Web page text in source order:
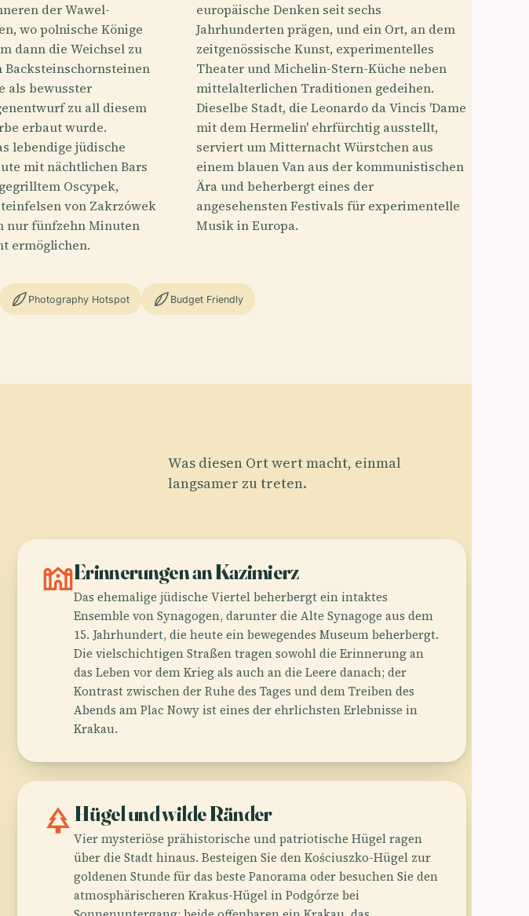
der Wawel-
wo polnische Könige
dann die Weichsel zu
Backsteinschornsteinen
als bewusster
zu all diesem
erbaut wurde.
lebendige jüdische
mit nächtlichen Bars
Oscypek,
von Zakrzówek
nur fünfzehn Minuten
ermöglichen.
europäische Denken seit sechs
Jahrhunderten prägen, und ein Ort, an dem
zeitgenössische Kunst, experimentelles
Theater und Michelin-Stern-Küche neben
mittelalterlichen Traditionen gedeihen.
Dieselbe Stadt, die Leonardo da Vincis 'Dame
mit dem Hermelin' ehrfürchtig ausstellt,
serviert um Mitternacht Würstchen aus
einem blauen Van aus der kommunistischen
Ära und beherbergt eines der
angesehensten Festivals für experimentelle
Musik in Europa.
Photography Hotspot Budget Friendly
Was diesen Ort wert macht, einmal
langsamer zu treten.
synagogueErinnerungen an Kazimierz
Das ehemalige jüdische Viertel beherbergt ein intaktes
Ensemble von Synagogen, darunter die Alte Synagoge aus dem
15. Jahrhundert, die heute ein bewegendes Museum beherbergt.
Die vielschichtigen Straßen tragen sowohl die Erinnerung an
das Leben vor dem Krieg als auch an die Leere danach; der
Kontrast zwischen der Ruhe des Tages und dem Treiben des
Abends am Plac Nowy ist eines der ehrlichsten Erlebnisse in
Krakau.
parkHügel und wilde Ränder
Vier mysteriöse prähistorische und patriotische Hügel ragen
über die Stadt hinaus. Besteigen Sie den Kościuszko-Hügel zur
goldenen Stunde für das beste Panorama oder besuchen Sie den
atmosphärischeren Krakus-Hügel in Podgórze bei